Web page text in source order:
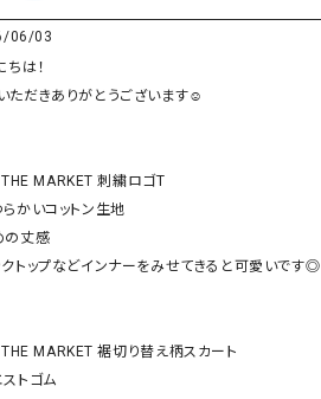
その他スカート
・アウター
・チュニック
and quarter（アンドクウォーター）
Wrapin nine9（ラッピンナイン）
06/03
ちは！
ただきありがとうございます☺︎
MARKET 刺繍ロゴT
らかいコットン生地
の丈感
クトップなどインナーをみせてきると可愛いです◎
MARKET 裾切り替え柄スカート
ストゴム